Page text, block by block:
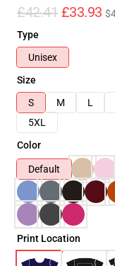
£42.41 £33.93
Type
Unisex
Size
S
M L
5XL
Color
Default
Print Location